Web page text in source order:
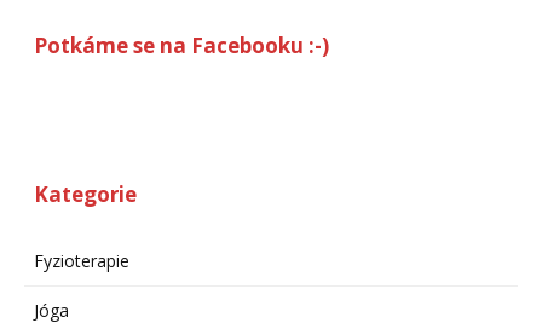
Potkáme se na Facebooku :-)
Kategorie
Fyzioterapie
Jóga